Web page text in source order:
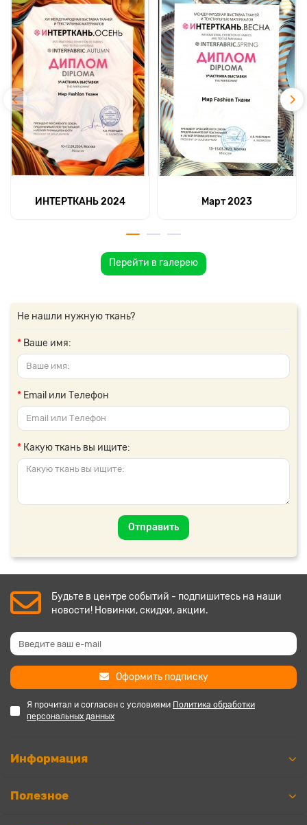
ИНТЕРТКАНЬ 2024 Март 2023
Перейти в галерею
Не нашли нужную ткань?
Ваше имя:
Email или Телефон
Какую ткань вы ищите:
Отправить
Будьте в центре событий - подпишитесь на наши
новости! Новинки, скидки, акции.
Оформить подписку
Я прочитал и согласен с условиями Политика обработки
персональных данных
Информация
Полезное